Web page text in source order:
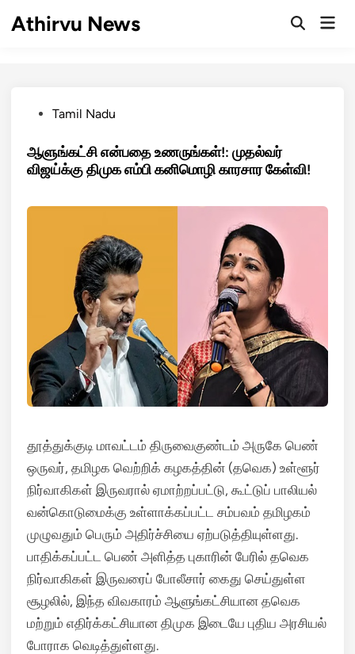
Athirvu News
OpenMain
PostedTamil Nadu
ஆளுங்கட்சி என்பதை உணருங்கள்!: முதல்வர்
விஜய்க்கு திமுக எம்பி கனிமொழி காரசார கேள்வி!
தூத்துக்குடி மாவட்டம் திருவைகுண்டம் அருகே பெண்
ஒருவர், தமிழக வெற்றிக் கழகத்தின் (தவெக) உள்ளூர்
நிர்வாகிகள் இருவரால் ஏமாற்றப்பட்டு, கூட்டுப் பாலியல்
வன்கொடுமைக்கு உள்ளாக்கப்பட்ட சம்பவம் தமிழகம்
முழுவதும் பெரும் அதிர்ச்சியை ஏற்படுத்தியுள்ளது.
பாதிக்கப்பட்ட பெண் அளித்த புகாரின் பேரில் தவெக
நிர்வாகிகள் இருவரைப் போலீசார் கைது செய்துள்ள
சூழலில், இந்த விவகாரம் ஆளுங்கட்சியான தவெக
மற்றும் எதிர்க்கட்சியான திமுக இடையே புதிய அரசியல்
போராக வெடித்துள்ளது.